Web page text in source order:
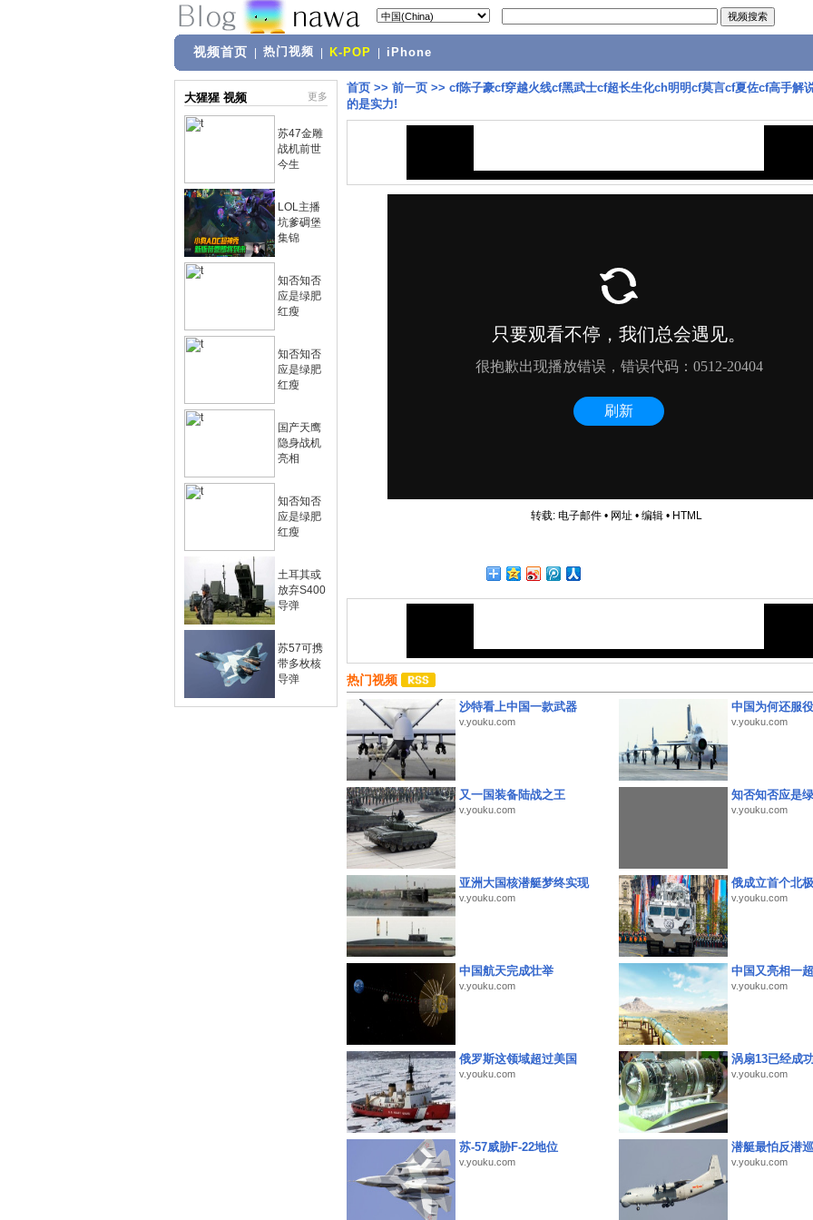
视频首页 热门视频 K-POP iPhone
大猩猩 视频 更多
苏47金雕
战机前世
今生
LOL主播
坑爹碉堡
集锦
知否知否
应是绿肥
红瘦
知否知否
应是绿肥
红瘦
国产天鹰
隐身战机
亮相
知否知否
应是绿肥
红瘦
土耳其或
放弃S400
导弹
苏57可携
带多枚核
导弹
首页 >> 前一页 >> cf陈子豪cf穿越火线cf黑武士cf超长生化ch明明cf莫言cf夏佐cf高手解
的是实力!
转载: 电子邮件• 网址 • 编辑• HTML
热门视频
沙特看上中国一款武器
v.youku.com
中国为何还服
v.youku.com
又一国装备陆战之王
v.youku.com
知否知否应是
v.youku.com
亚洲大国核潜艇梦终实现
v.youku.com
俄成立首个北
v.youku.com
中国航天完成壮举
v.youku.com
中国又亮相一
v.youku.com
俄罗斯这领域超过美国
v.youku.com
涡扇13已经成
v.youku.com
苏-57威胁F-22地位
v.youku.com
潜艇最怕反潜
v.youku.com